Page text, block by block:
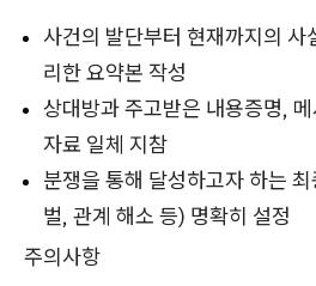
사건의 발단부터 현재까지의 사
리한 요약본 작성
상대방과 주고받은 내용증명,
자료 일체 지참
분쟁을 통해 달성하고자 하는
벌, 관계 해소 등) 명확히 설정
주의사항